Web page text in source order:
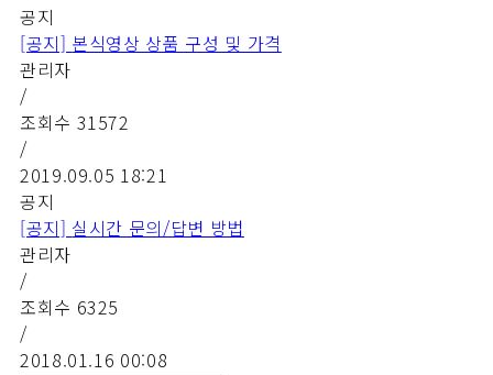
공지
[공지] 본식영상 상품 구성 및 가격
관리자
/
조회수 31572
/
2019.09.05 18:21
공지
[공지] 실시간 문의/답변 방법
관리자
/
조회수 6325
/
2018.01.16 00:08